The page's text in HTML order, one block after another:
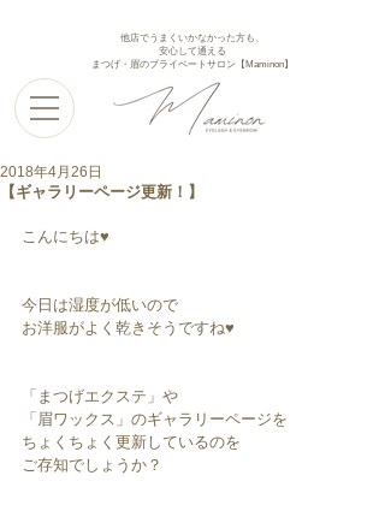
他店でうまくいかなかった方も、
安心して通える
まつげ・眉のプライベートサロン【Maminon】
【ギャラリーページ更新！】
2018年4月26日
こんにちは♥︎︎
今日は湿度が低いので
お洋服がよく乾きそうですね♥︎︎
「まつげエクステ」や
「眉ワックス」のギャラリーページを
ちょくちょく更新しているのを
ご存知でしょうか？